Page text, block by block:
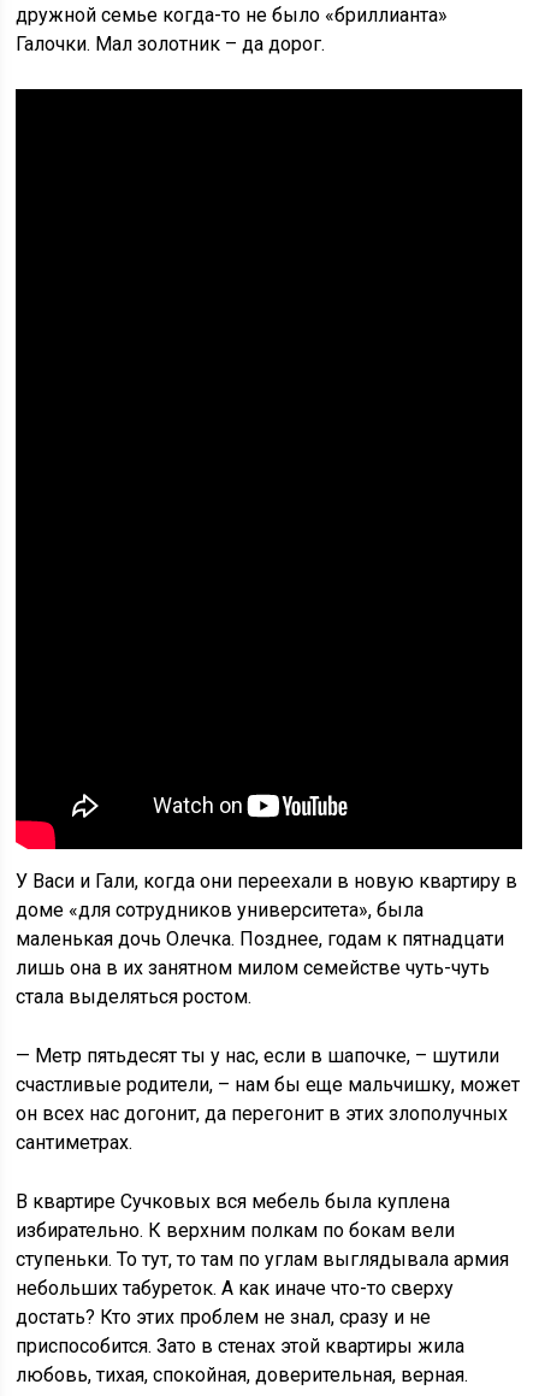
дружной семье когда-то не было «бриллианта»
Галочки. Мал золотник – да дорог.
У Васи и Гали, когда они переехали в новую квартиру в
доме «для сотрудников университета», была
маленькая дочь Олечка. Позднее, годам к пятнадцати
лишь она в их занятном милом семействе чуть-чуть
стала выделяться ростом.
— Метр пятьдесят ты у нас, если в шапочке, – шутили
счастливые родители, – нам бы еще мальчишку, может
он всех нас догонит, да перегонит в этих злополучных
сантиметрах.
В квартире Сучковых вся мебель была куплена
избирательно. К верхним полкам по бокам вели
ступеньки. То тут, то там по углам выглядывала армия
небольших табуреток. А как иначе что-то сверху
достать? Кто этих проблем не знал, сразу и не
приспособится. Зато в стенах этой квартиры жила
любовь, тихая, спокойная, доверительная, верная.